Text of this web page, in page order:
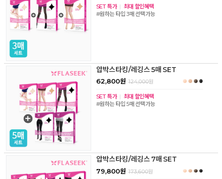
SET 특가 | 최대 할인혜택
#원하는 타입 3매 선택가능
압박스타킹/레깅스 5매 SET
62,800원 124,000원
SET 특가 | 최대 할인혜택
#원하는 타입 5매 선택가능
압박스타킹/레깅스 7매 SET
79,800원 173,600원